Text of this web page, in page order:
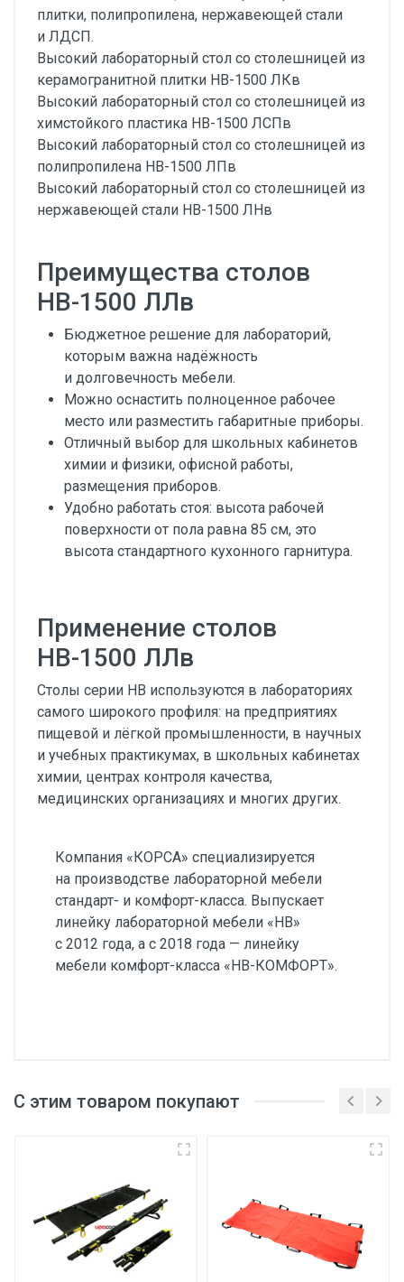
плитки, полипропилена, нержавеющей стали
и ЛДСП.
Высокий лабораторный стол со столешницей из
керамогранитной плитки НВ-1500 ЛКв
Высокий лабораторный стол со столешницей из
химстойкого пластика НВ-1500 ЛСПв
Высокий лабораторный стол со столешницей из
полипропилена НВ-1500 ЛПв
Высокий лабораторный стол со столешницей из
нержавеющей стали НВ-1500 ЛНв
Преимущества столов
НВ-1500 ЛЛв
Бюджетное решение для лабораторий,
которым важна надёжность
и долговечность мебели.
Можно оснастить полноценное рабочее
место или разместить габаритные приборы.
Отличный выбор для школьных кабинетов
химии и физики, офисной работы,
размещения приборов.
Удобно работать стоя: высота рабочей
поверхности от пола равна 85 см, это
высота стандартного кухонного гарнитура.
Применение столов
НВ-1500 ЛЛв
Столы серии НВ используются в лабораториях
самого широкого профиля: на предприятиях
пищевой и лёгкой промышленности, в научных
и учебных практикумах, в школьных кабинетах
химии, центрах контроля качества,
медицинских организациях и многих других.
Компания «КОРСА» специализируется
на производстве лабораторной мебели
стандарт- и комфорт-класса. Выпускает
линейку лабораторной мебели «НВ»
с 2012 года, а с 2018 года — линейку
мебели комфорт-класса «НВ-КОМФОРТ».
С этим товаром покупают